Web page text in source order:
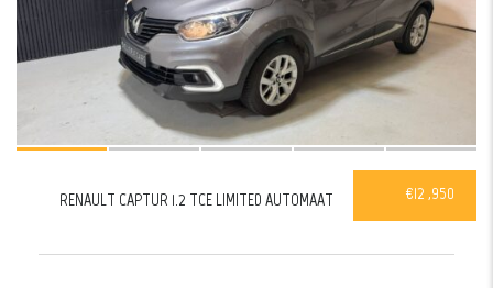
€12 ,950
RENAULT CAPTUR 1.2 TCE LIMITED AUTOMAAT